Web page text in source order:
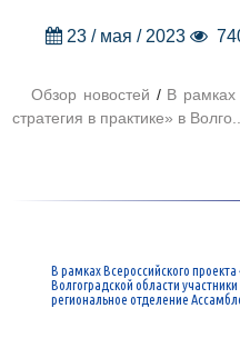
23 / мая / 2023
Обзор новостей /В рамках
стратегия в практике» в
В рамках Всероссийского проекта
Волгоградской области
региональное отделение